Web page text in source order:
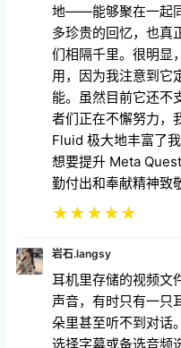
地——能够聚在一起
多珍贵的回忆，也真
们相隔千里。很明显
用，因为我注意到它
能。虽然目前它还不
者们正在不懈努力，
Fluid 极大地丰富了
想要提升 Meta
勤付出和奉献精神致
★★★★★
岩石.langsy
耳机里存储的视频文
声音，有时只有一只
朵里甚至听不到对话
选择字幕或备选音频